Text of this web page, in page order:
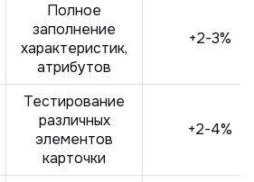
Полное
заполнение
характеристик,
атрибутов
+2-3%
Тестирование
различных
элементов
карточки
+2-4%